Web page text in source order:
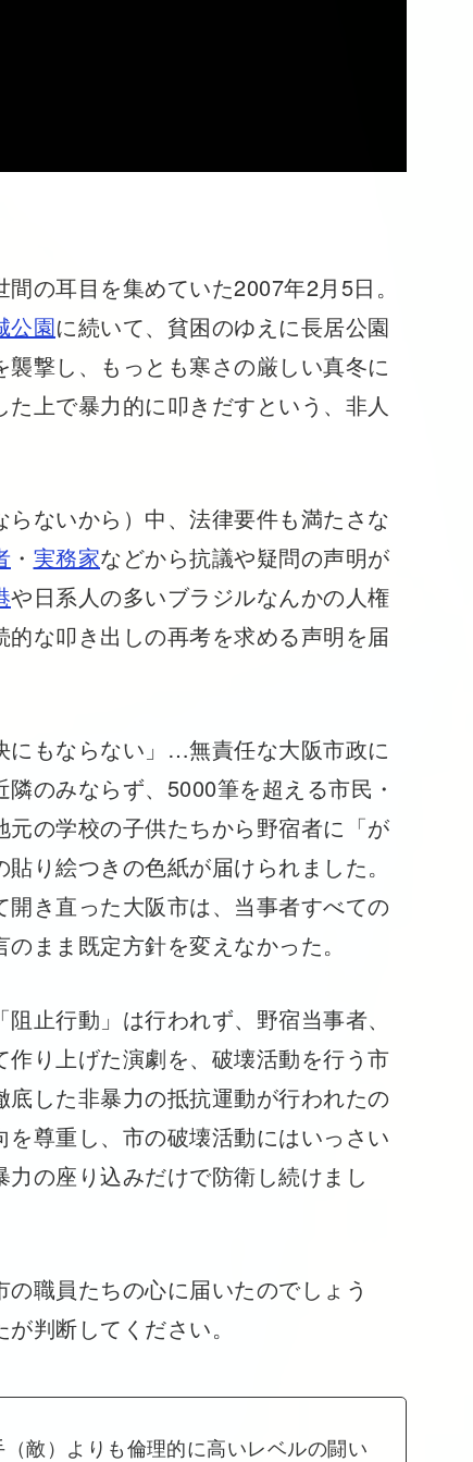
の耳目を集めていた2007年2月5日。
公園に続いて、貧困のゆえに長居公園
撃し、もっとも寒さの厳しい真冬に
上で暴力的に叩きだすという、非人
ないから）中、法律要件も満たさな
・ 実務家などから抗議や疑問の声明が
や日系人の多いブラジルなんかの人権
な叩き出しの再考を求める声明を届
もならない」…無責任な大阪市政に
のみならず、5000筆を超える市民・
の学校の子供たちから野宿者に「が
り絵つきの色紙が届けられました。
き直った大阪市は、当事者すべての
まま既定方針を変えなかった。
止行動」は行われず、野宿当事者、
り上げた演劇を、破壊活動を行う市
した非暴力の抵抗運動が行われたの
尊重し、市の破壊活動にはいっさい
の座り込みだけで防衛し続けまし
職員たちの心に届いたのでしょう
判断してください。
敵）よりも倫理的に高いレベルの闘い